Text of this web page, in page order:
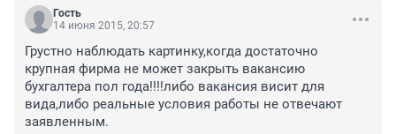
Гость
14 июня 2015, 20:57
Грустно наблюдать картинку,когда достаточно
крупная фирма не может закрыть вакансию
бухгалтера пол года!!!!либо вакансия висит для
вида,либо реальные условия работы не отвечают
заявленным.